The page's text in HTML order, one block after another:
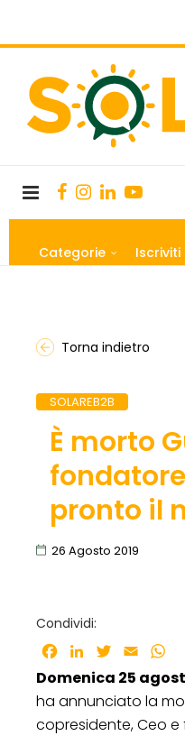
Categorie
Torna indietro
SOLAREB2B
È morto
pronto il
26 Agosto 2019
Condividi:
Facebook
LinkedInTwitter
Email
Domenica 25
ha annunciato la
copresidente, Ceo